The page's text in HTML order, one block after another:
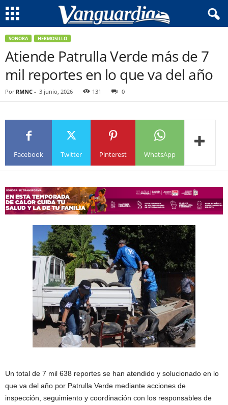
SONORA HERMOSILLO
Atiende Patrulla Verde más de 7
mil reportes en lo que va del año
Por RMNC - 3 junio, 2026 131 0
Facebook Twitter Pinterest WhatsApp
Un total de 7 mil 638 reportes se han atendido y solucionado en lo
que va del año por Patrulla Verde mediante acciones de
inspección, seguimiento y coordinación con los responsables de